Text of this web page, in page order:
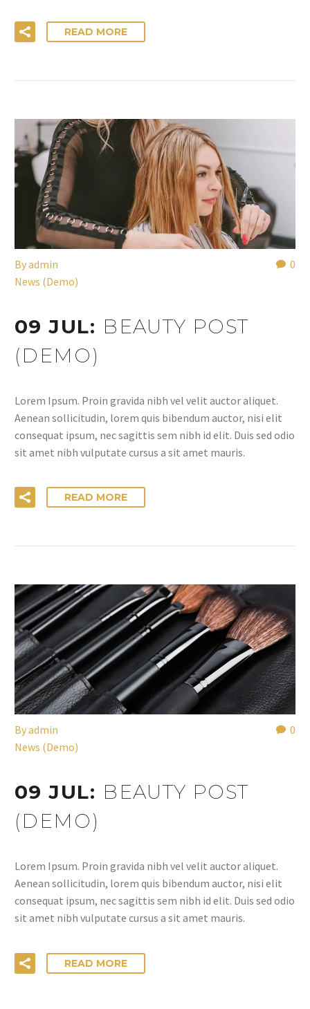
READ MORE
0
Byadmin
News (Demo)
09 JUL: BEAUTY POST
(DEMO)
Lorem Ipsum. Proin gravida nibh vel velit auctor aliquet.
Aenean sollicitudin, lorem quis bibendum auctor, nisi elit
consequat ipsum, nec sagittis sem nibh id elit. Duis sed odio
sit amet nibh vulputate cursus a sit amet mauris.
READ MORE
0
Byadmin
News (Demo)
09 JUL: BEAUTY POST
(DEMO)
Lorem Ipsum. Proin gravida nibh vel velit auctor aliquet.
Aenean sollicitudin, lorem quis bibendum auctor, nisi elit
consequat ipsum, nec sagittis sem nibh id elit. Duis sed odio
sit amet nibh vulputate cursus a sit amet mauris.
READ MORE